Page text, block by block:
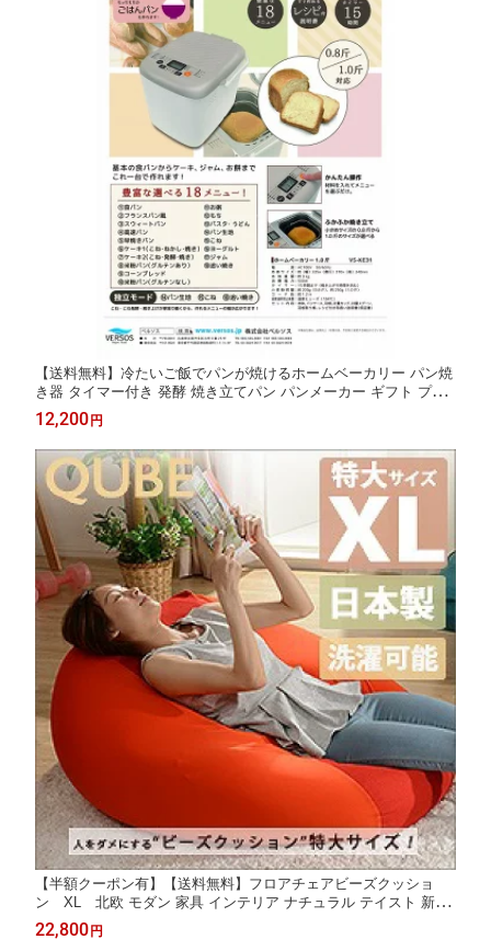
【送料無料】冷たいご飯でパンが焼けるホームベーカリー パン焼
き器 タイマー付き 発酵 焼き立てパン パンメーカー ギフト プレ
ゼント 小型調理家電 ホームベーカリー 電子レンジ キッチン家電
調理家電
12,200 円
【半額クーポン有】【送料無料】フロアチェアビーズクッショ
ン XL 北欧 モダン 家具 インテリア ナチュラル テイスト 新生
活 オススメ 雑貨 特大XL やわらかスムースニット生地とマイクロ
ビーズの極上の組み合わせ デニム生地 国産
22,800 円